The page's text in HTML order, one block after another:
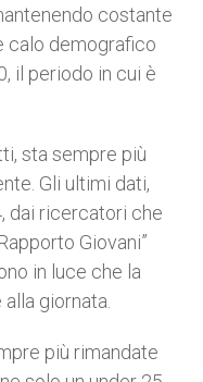
costante
calo demografico
il periodo in cui è
sta sempre più
Gli ultimi dati,
dai ricercatori che
Giovani”
in luce che la
giornata.
più rimandate